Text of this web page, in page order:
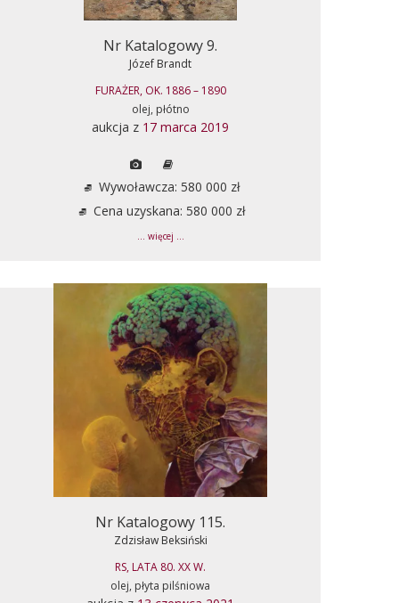
Nr Katalogowy 9.
Józef Brandt
FURAŻER, OK. 1886 – 1890
olej, płótno
aukcja z 17 marca 2019
Wywoławcza: 580 000 zł
Cena uzyskana: 580 000 zł
... więcej ...
Nr Katalogowy 115.
Zdzisław Beksiński
RS, LATA 80. XX W.
olej, płyta pilśniowa